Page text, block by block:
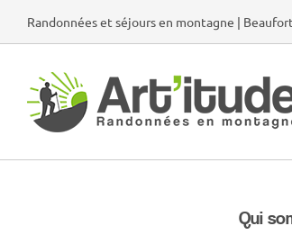
Randonnées et séjours en montagne |
Qui